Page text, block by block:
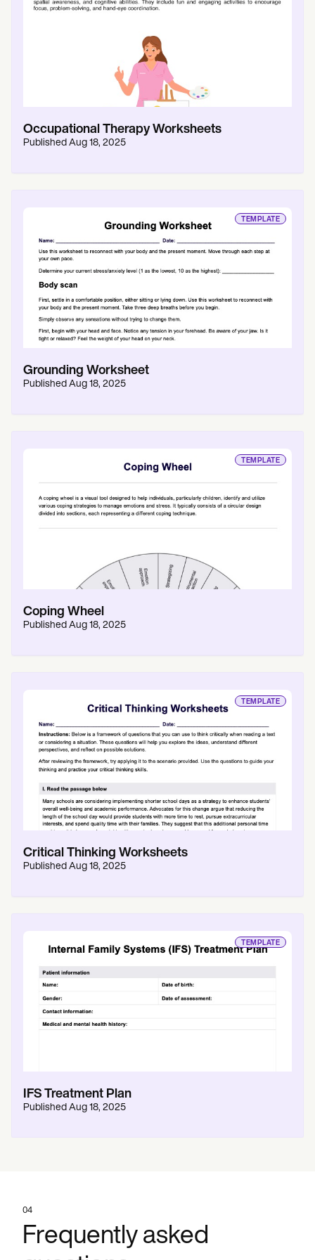
Occupational Therapy Worksheets
Published Aug 18, 2025
TEMPLATE
Grounding Worksheet
Published Aug 18, 2025
TEMPLATE
Coping Wheel
Published Aug 18, 2025
TEMPLATE
Critical Thinking Worksheets
Published Aug 18, 2025
TEMPLATE
IFS Treatment Plan
Published Aug 18, 2025
04
Frequently asked